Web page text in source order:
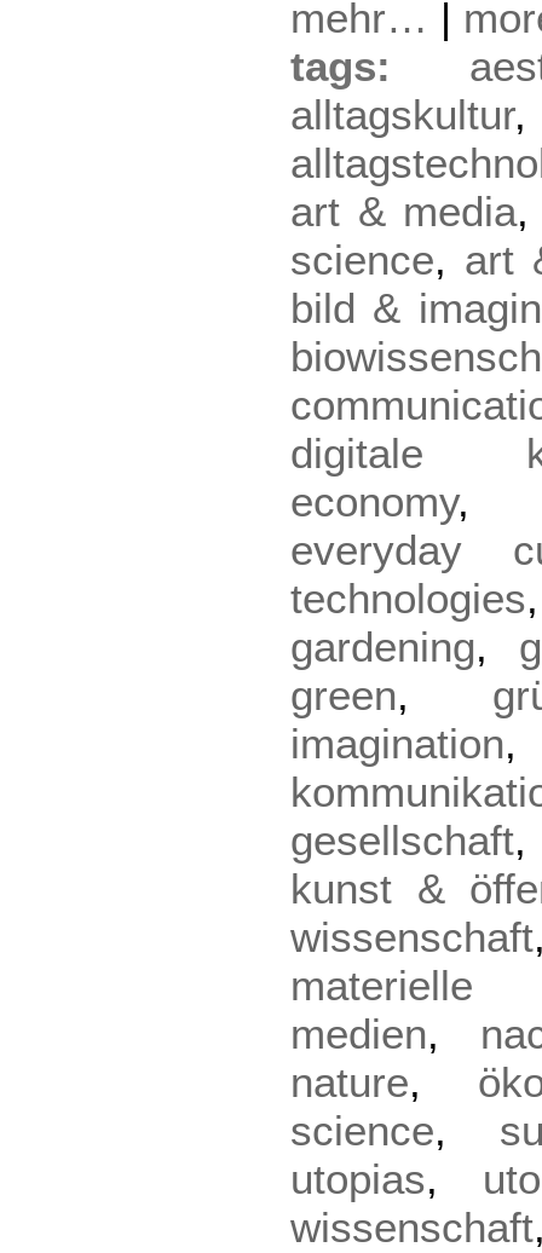
mehr… |
tags:
alltagskultur,
art & media
science, art
bild &
digitale
economy
everyday
technologies
gardening,
green,
imagination
gesellschaft
kunst &
wissenschaft
materielle
medien,
nature,
science,
utopias,
wissenschaft